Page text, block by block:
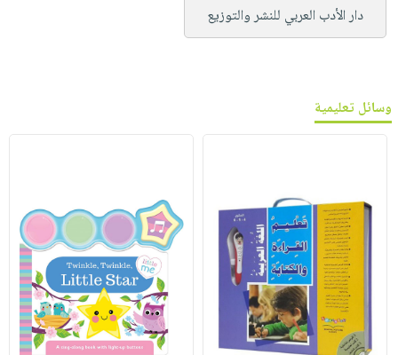
دار الأدب العربي للنشر والتوزيع
وسائل تعليمية